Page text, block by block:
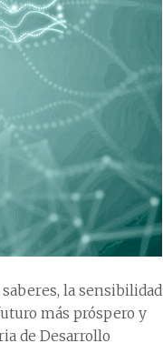
la sensibilidad
más próspero y
de Desarrollo